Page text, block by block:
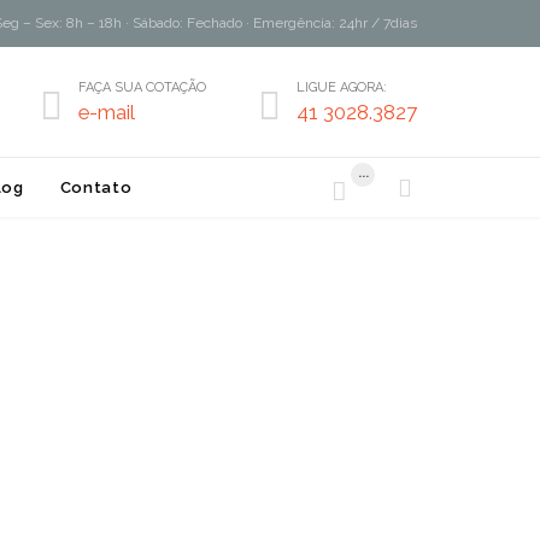
– Sex: 8h – 18h · Sábado: Fechado · Emergência: 24hr / 7dias
 FAÇA SUA COTAÇÃO
e-mail  LIGUE AGORA:
41 3028.3827
Contato 
...
